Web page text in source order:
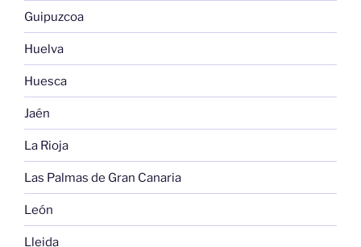
Guipuzcoa
Huelva
Huesca
Jaén
La Rioja
Las Palmas de Gran Canaria
León
Lleida